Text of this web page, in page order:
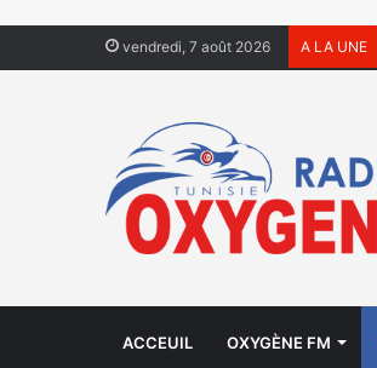
vendredi, 7 août 2026 A LA UNE
ACCEUIL OXYGÈNE FM